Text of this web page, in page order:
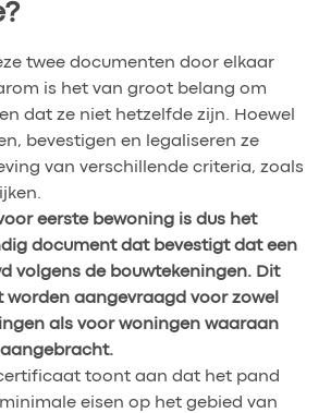
twee documenten door elkaar
is het van groot belang om
dat ze niet hetzelfde zijn. Hoewel
bevestigen en legaliseren ze
van verschillende criteria, zoals
eerste bewoning is dus het
document dat bevestigt dat een
volgens de bouwtekeningen. Dit
aangevraagd voor zowel
als voor woningen waaraan
toont aan dat het pand
eisen op het gebied van